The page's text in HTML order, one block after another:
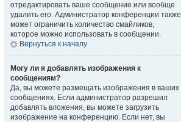
отредактировать ваше сообщение или вообще
удалить его. Администратор конференции также
может ограничить количество смайликов,
которое можно использовать в сообщении.
Вернуться к началу
Могу ли я добавлять изображения к
сообщениям?
Да, вы можете размещать изображения в ваших
сообщениях. Если администратор разрешил
добавлять вложения, вы можете загрузить
изображение на конференцию. Если нет, вы